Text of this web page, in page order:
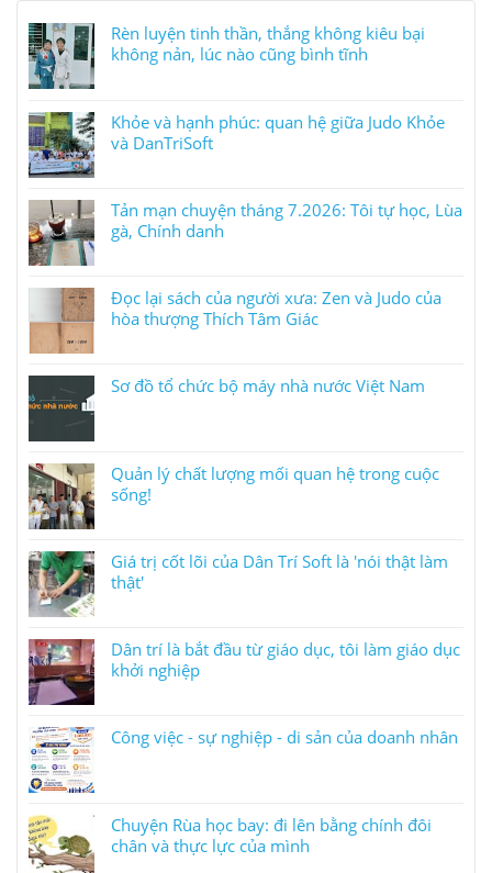
Rèn luyện tinh thần, thắng không kiêu bại
không nản, lúc nào cũng bình tĩnh
Khỏe và hạnh phúc: quan hệ giữa Judo Khỏe
và DanTriSoft
Tản mạn chuyện tháng 7.2026: Tôi tự học, Lùa
gà, Chính danh
Đọc lại sách của người xưa: Zen và Judo của
hòa thượng Thích Tâm Giác
Sơ đồ tổ chức bộ máy nhà nước Việt Nam
Quản lý chất lượng mối quan hệ trong cuộc
sống!
Giá trị cốt lõi của Dân Trí Soft là 'nói thật làm
thật'
Dân trí là bắt đầu từ giáo dục, tôi làm giáo dục
khởi nghiệp
Công việc - sự nghiệp - di sản của doanh nhân
Chuyện Rùa học bay: đi lên bằng chính đôi
chân và thực lực của mình